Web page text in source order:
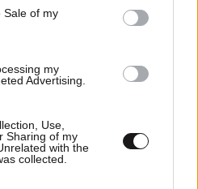
Sale of my
my
Advertising.
Use,
Sharing of my
with the
collected.
ημερών στη ΜΕΘ Νεογνών
11 λ. πριν
23.000 θέσεων